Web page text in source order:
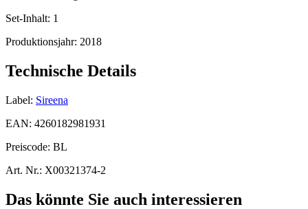
Set-Inhalt: 1
Produktionsjahr: 2018
Technische Details
Label: Sireena
EAN: 4260182981931
Preiscode: BL
Art. Nr.: X00321374-2
Das könnte Sie auch interessieren